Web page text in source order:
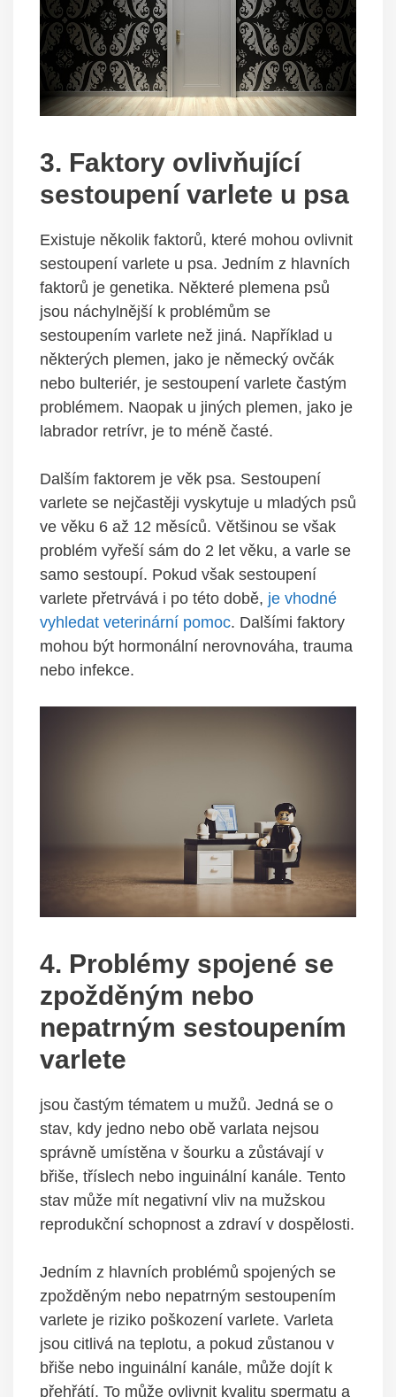
3. Faktory ovlivňující
sestoupení varlete u psa
Existuje ⁤několik faktorů, ⁤které mohou ovlivnit
sestoupení varlete‌ u psa. Jedním z hlavních
faktorů je genetika. ‍Některé plemena psů
jsou náchylnější​ k problémům se
sestoupením varlete než ⁣jiná. Například u
některých⁤ plemen,⁣ jako‍ je německý ovčák
nebo bulteriér, je sestoupení varlete častým
problémem.‌ Naopak ⁢u jiných plemen, jako ‌je
labrador​ retrívr, je to méně⁣ časté.
Dalším faktorem je ​věk psa. Sestoupení
varlete se ⁣nejčastěji ⁤vyskytuje u mladých psů
⁢ve věku 6 až⁢ 12 měsíců. Většinou se ‌však
problém‍ vyřeší sám do 2 let‌ věku, a varle se
samo sestoupí. Pokud však sestoupení⁤
varlete přetrvává i ⁢po ⁢této​ době, je vhodné
vyhledat veterinární pomoc. Dalšími faktory
mohou být ‌hormonální nerovnováha, trauma
nebo infekce.
4.⁣ Problémy spojené ‍se
zpožděným nebo
nepatrným‌ sestoupením‍
varlete
jsou častým tématem u mužů. Jedná se ​o
stav, kdy‌ jedno ⁣nebo obě varlata‍ nejsou
správně umístěna v šourku a ‍zůstávají v
břiše, tříslech ⁤nebo inguinální kanále.⁤ Tento
stav ⁢může mít negativní vliv na mužskou
reprodukční schopnost⁢ a‍ zdraví v dospělosti.
Jedním z hlavních problémů ⁣spojených se
⁢zpožděným nebo nepatrným sestoupením
varlete je riziko poškození ‌varlete. Varleta
jsou citlivá na teplotu, a pokud zůstanou⁢ v
břiše nebo inguinální kanále, může dojít k‌
přehřátí. To může ovlivnit kvalitu‌ spermatu ​a